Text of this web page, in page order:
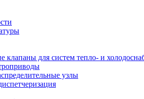
клапаны для систем тепло- и
узлы